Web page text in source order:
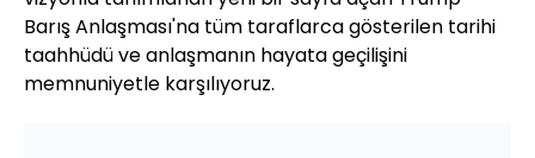
Barış Anlaşması'na tüm taraflarca gösterilen tarihi
taahhüdü ve anlaşmanın hayata geçilişini
memnuniyetle karşılıyoruz.